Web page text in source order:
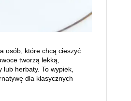
osób, które chcą cieszyć
tworzą lekką,
herbaty. To wypiek,
dla klasycznych